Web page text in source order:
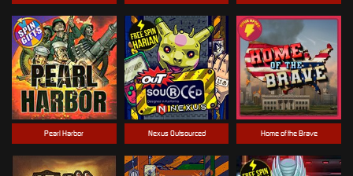
Home of the Brave
Nexus Outsourced
Pearl Harbor